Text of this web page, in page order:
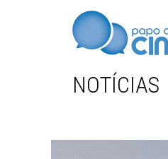
NOTÍCIAS